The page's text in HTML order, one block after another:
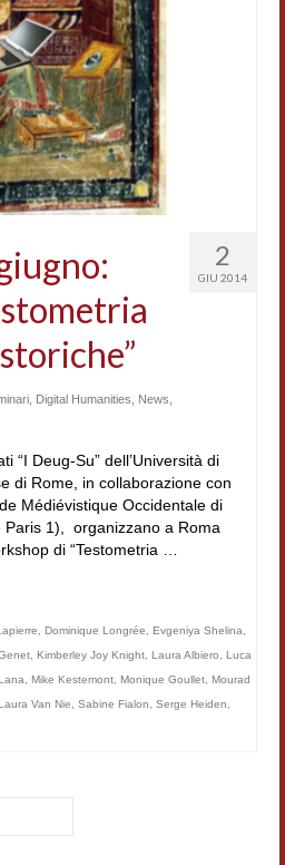
und Kultur
Coreana
dell’Europa Medievale
Musicum
Musicum
del ‘200
Archive
2
GIU 2014
Digital Humanities News
“I Deug-Su” dell’Università di
di Rome, in collaborazione con
Médiévistique Occidentale di
Paris 1), organizzano a Roma
di “Testometria …
Dominique Longrée Evgeniya Shelina
Kimberley Joy Knight Laura Albiero
Luca
Mike Kestemont Monique Goullet Mourad
Van Nie Sabine Fialon Serge Heiden